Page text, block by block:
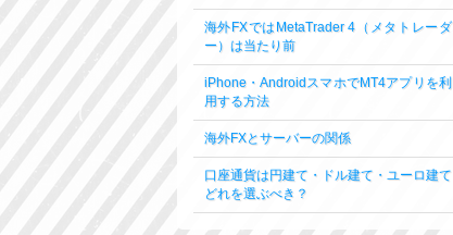
海外FXではMetaTrader 4（メタトレーダ
ー）は当たり前
iPhone・AndroidスマホでMT4アプリを利
用する方法
海外FXとサーバーの関係
口座通貨は円建て・ドル建て・ユーロ建て
どれを選ぶべき？